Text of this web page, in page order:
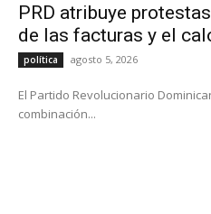
PRD atribuye
de las facturas y el
política agosto 5, 2026
El Partido Revolucionario
combinación...